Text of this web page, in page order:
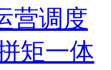
营调度
矩一体